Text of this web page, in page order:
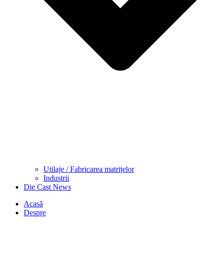
Utilaje / Fabricarea matrițelor
Industrii
Die Cast News
Acasă
Despre